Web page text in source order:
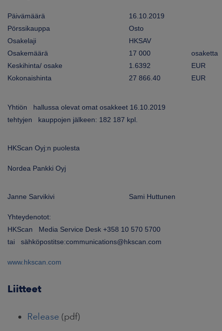
UUTISHUONE
Päivämäärä
16.10.2019
Pörssikauppa
Osto
Osakelaji
HKSAV
Osakemäärä
17 000
osaketta
Keskihinta/ osake
1.6392
EUR
Kokonaishinta
27 866.40 EUR
Yhtiön hallussa olevat omat osakkeet 16.10.2019
tehtyjen kauppojen jälkeen: 182 187 kpl.
HKScan Oyj:n puolesta
Nordea Pankki Oyj
Janne Sarvikivi Sami Huttunen
Yhteydenotot:
HKScan Media Service Desk +358 10 570 5700
tai sähköpostitse:communications@hkscan.com
www.hkscan.com
Liitteet
Release (pdf)